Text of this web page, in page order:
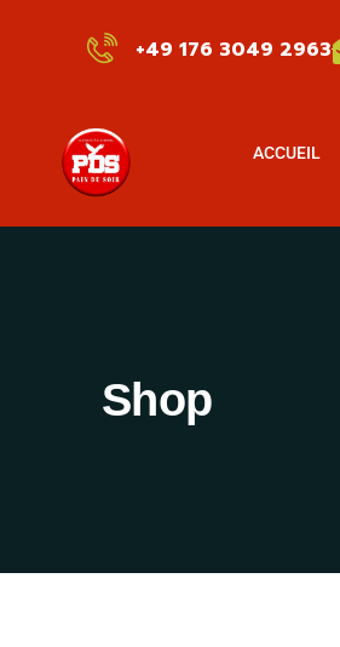
+49 176 3049 2963
ACCUEIL
Shop